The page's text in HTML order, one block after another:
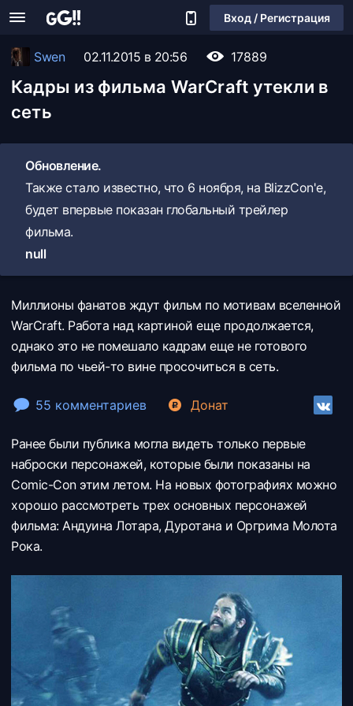
Вход / Регистрация
Swen 02.11.2015 в 20:56 17889
Кадры из фильма WarCraft утекли в
сеть
Обновление.
Также стало известно, что 6 ноября, на BlizzCon'е,
будет впервые показан глобальный трейлер
фильма.
null
Миллионы фанатов ждут фильм по мотивам вселенной
WarCraft. Работа над картиной еще продолжается,
однако это не помешало кадрам еще не готового
фильма по чьей-то вине просочиться в сеть.
55 комментариев Донат
Ранее были публика могла видеть только первые
наброски персонажей, которые были показаны на
Comic-Con этим летом. На новых фотографиях можно
хорошо рассмотреть трех основных персонажей
фильма: Андуина Лотара, Дуротана и Оргрима Молота
Рока.